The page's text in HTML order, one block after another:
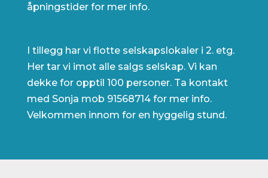
åpningstider for mer info.
I tillegg har vi flotte selskapslokaler i 2. etg.
Her tar vi imot alle salgs selskap. Vi kan
dekke for opptil 100 personer. Ta kontakt
med Sonja mob 91568714 for mer info.
Velkommen innom for en hyggelig stund.